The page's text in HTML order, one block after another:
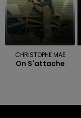
CHRISTOPHE MAE
On S'attache